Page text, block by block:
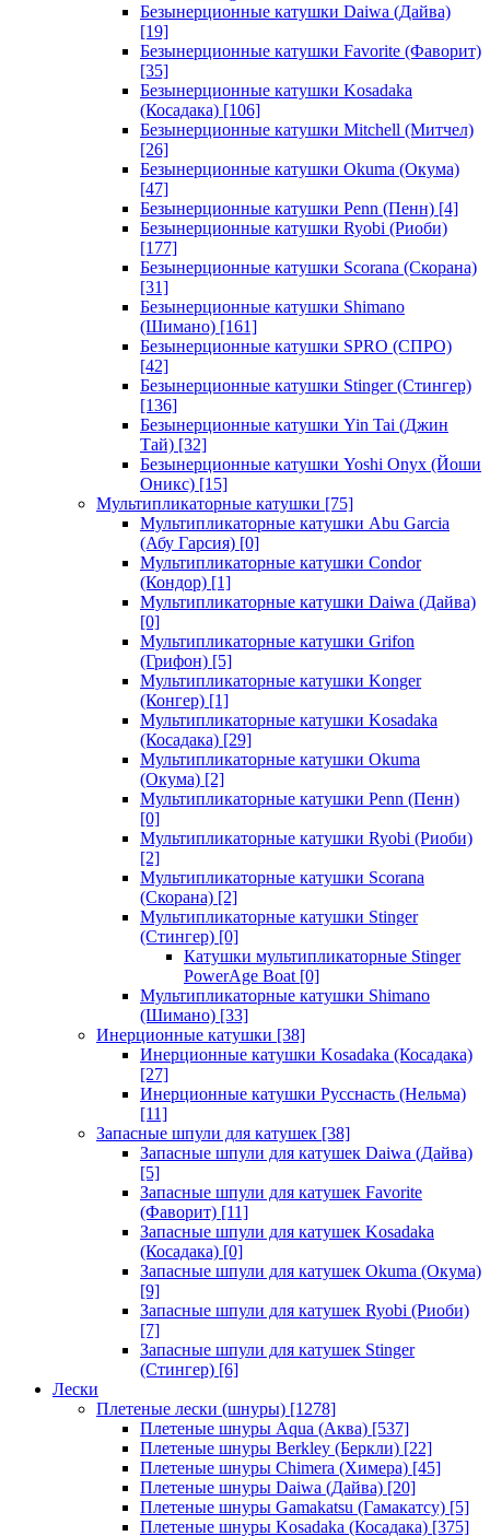
Безынерционные катушки Daiwa (Дайва)
[19]
Безынерционные катушки Favorite (Фаворит)
[35]
Безынерционные катушки Kosadaka
(Косадака) [106]
Безынерционные катушки Mitchell (Митчел)
[26]
Безынерционные катушки Okuma (Окума)
[47]
Безынерционные катушки Penn (Пенн) [4]
Безынерционные катушки Ryobi (Риоби)
[177]
Безынерционные катушки Scorana (Скорана)
[31]
Безынерционные катушки Shimano
(Шимано) [161]
Безынерционные катушки SPRO (СПРО)
[42]
Безынерционные катушки Stinger (Стингер)
[136]
Безынерционные катушки Yin Tai (Джин
Тай) [32]
Безынерционные катушки Yoshi Onyx (Йоши
Оникс) [15]
Мультипликаторные катушки [75]
Мультипликаторные катушки Abu Garcia
(Абу Гарсия) [0]
Мультипликаторные катушки Condor
(Кондор) [1]
Мультипликаторные катушки Daiwa (Дайва)
[0]
Мультипликаторные катушки Grifon
(Грифон) [5]
Мультипликаторные катушки Konger
(Конгер) [1]
Мультипликаторные катушки Kosadaka
(Косадака) [29]
Мультипликаторные катушки Okuma
(Окума) [2]
Мультипликаторные катушки Penn (Пенн)
[0]
Мультипликаторные катушки Ryobi (Риоби)
[2]
Мультипликаторные катушки Scorana
(Скорана) [2]
Мультипликаторные катушки Stinger
(Стингер) [0]
Катушки мультипликаторные Stinger
PowerAge Boat [0]
Мультипликаторные катушки Shimano
(Шимано) [33]
Инерционные катушки [38]
Инерционные катушки Kosadaka (Косадака)
[27]
Инерционные катушки Русснасть (Нельма)
[11]
Запасные шпули для катушек [38]
Запасные шпули для катушек Daiwa (Дайва)
[5]
Запасные шпули для катушек Favorite
(Фаворит) [11]
Запасные шпули для катушек Kosadaka
(Косадака) [0]
Запасные шпули для катушек Okuma (Окума)
[9]
Запасные шпули для катушек Ryobi (Риоби)
[7]
Запасные шпули для катушек Stinger
(Стингер) [6]
Лески
Плетеные лески (шнуры) [1278]
Плетеные шнуры Aqua (Аква) [537]
Плетеные шнуры Berkley (Беркли) [22]
Плетеные шнуры Chimera (Химера) [45]
Плетеные шнуры Daiwa (Дайва) [20]
Плетеные шнуры Gamakatsu (Гамакатсу) [5]
Плетеные шнуры Kosadaka (Косадака) [375]